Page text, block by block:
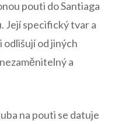
pouti do Santiaga
Její specifický‍ tvar a
odlišují od jiných
a
na pouti se datuje